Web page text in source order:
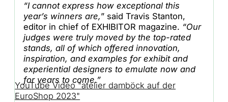
“I cannot express how exceptional this
year’s winners are,” said Travis Stanton,
editor in chief of EXHIBITOR magazine. “Our
judges were truly moved by the top-rated
stands, all of which offered innovation,
inspiration, and examples for exhibit and
experiential designers to emulate now and
for years to come.”
YouTube Video "atelier damböck auf der
EuroShop 2023"